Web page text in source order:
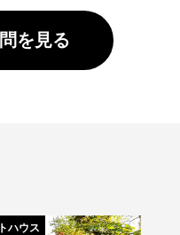
を見る
ハウス